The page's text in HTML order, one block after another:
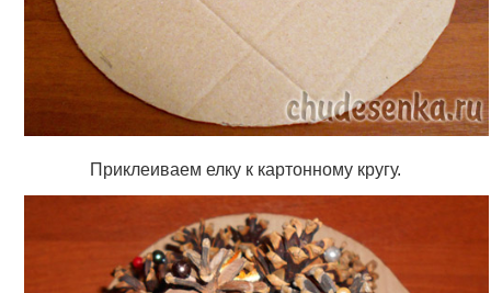
Приклеиваем елку к картонному кругу.